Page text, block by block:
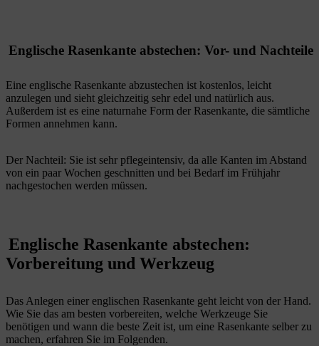
Englische Rasenkante abstechen: Vor- und Nachteile
Eine englische Rasenkante abzustechen ist kostenlos, leicht
anzulegen und sieht gleichzeitig sehr edel und natürlich aus.
Außerdem ist es eine naturnahe Form der Rasenkante, die sämtliche
Formen annehmen kann.
Der Nachteil: Sie ist sehr pflegeintensiv, da alle Kanten im Abstand
von ein paar Wochen geschnitten und bei Bedarf im Frühjahr
nachgestochen werden müssen.
Englische Rasenkante abstechen:
Vorbereitung und Werkzeug
Das Anlegen einer englischen Rasenkante geht leicht von der Hand.
Wie Sie das am besten vorbereiten, welche Werkzeuge Sie
benötigen und wann die beste Zeit ist, um eine Rasenkante selber zu
machen, erfahren Sie im Folgenden.